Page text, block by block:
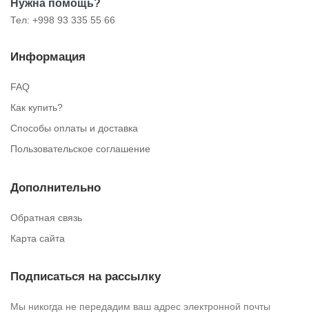
Нужна помощь?
Тел: +998 93 335 55 66
Информация
FAQ
Как купить?
Способы оплаты и доставка
Пользовательское соглашение
Дополнительно
Обратная связь
Карта сайта
Подписаться на рассылку
Мы никогда не передадим ваш адрес электронной почты